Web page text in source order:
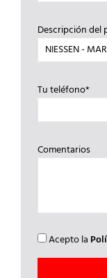
Descripción
Tu teléfono*
Comentarios
Acepto la